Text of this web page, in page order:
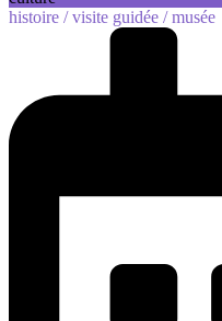
histoire /visite guidée /musée